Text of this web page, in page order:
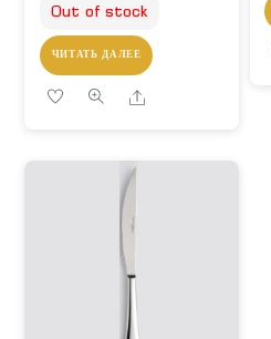
Out of stock
ЧИТАТЬ ДАЛЕЕ
Share